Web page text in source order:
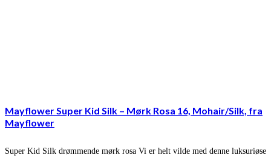
Mayflower Super Kid Silk – Mørk Rosa 16, Mohair/Silk, fra
Mayflower
Super Kid Silk drømmende mørk rosa Vi er helt vilde med denne luksuriøse